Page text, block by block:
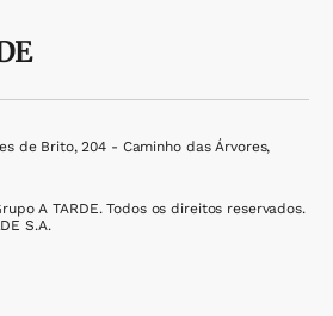
de Brito, 204 - Caminho das Árvores,
A TARDE. Todos os direitos reservados.
S.A.